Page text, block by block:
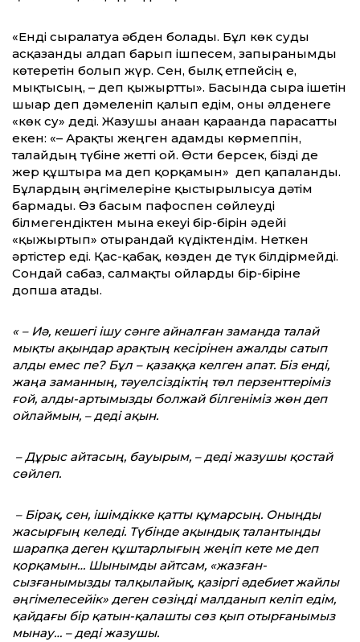
«Енді сыралатуға әбден болады. Бұл көк суды
асқазанды алдап барып ішпесем, запыранымды
көтеретін болып жүр. Сен, былқ етпейсің е,
мықтысың, – деп қыжыртты». Басында сыра ішетін
шығар деп дәмеленіп қалып едім, оны әлденеге
«көк су» деді. Жазушы анаған қарағанда парасатты
екен: «– Арақты жеңген адамды көрмеппін,
талайдың түбіне жетті ғой. Өсти берсек, бізді де
жер құштыра ма деп қорқамын» деп қапаланды.
Бұлардың әңгімелеріне қыстырылысуға дәтім
бармады. Өз басым пафоспен сөйлеуді
білмегендіктен мына екеуі бір-бірін әдейі
«қыжыртып» отырғандай күдіктендім. Неткен
әртістер еді. Қас-қабақ, көзден де түк білдірмейді.
Сондай сабаз, салмақты ойларды бір-біріне
допша атады.
« – Иә, кешегі ішу сәнге айналған заманда талай
мықты ақындар арақтың кесірінен ажалды сатып
алды емес пе? Бұл – қазаққа келген апат. Біз енді,
жаңа заманның, тәуелсіздіктің төл перзенттеріміз
ғой, алды-артымызды болжай білгеніміз жөн деп
ойлаймын, – деді ақын.
– Дұрыс айтасың, бауырым, – деді жазушы қостай
сөйлеп.
– Бірақ, сен, ішімдікке қатты құмарсың. Оныңды
жасырғың келеді. Түбінде ақындық талантыңды
шарапқа деген құштарлығың жеңіп кете ме деп
қорқамын… Шынымды айтсам, «жазған-
сызғанымызды талқылайық, қазіргі әдебиет жайлы
әңгімелесейік» деген сөзіңді малданып келіп едім,
қайдағы бір қатын-қалашты сөз қып отырғанымыз
мынау… – деді жазушы.